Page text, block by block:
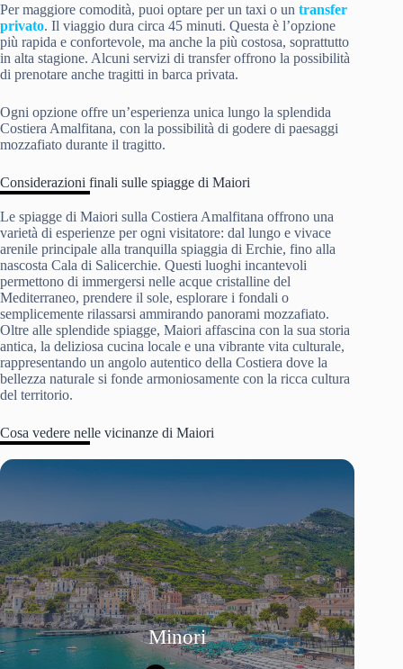
Per maggiore comodità, puoi optare per un taxi o un transfer
privato. Il viaggio dura circa 45 minuti. Questa è l’opzione
più rapida e confortevole, ma anche la più costosa, soprattutto
in alta stagione. Alcuni servizi di transfer offrono la possibilità
di prenotare anche tragitti in barca privata.
Ogni opzione offre un’esperienza unica lungo la splendida
Costiera Amalfitana, con la possibilità di godere di paesaggi
mozzafiato durante il tragitto.
Considerazioni finali sulle spiagge di Maiori
Le spiagge di Maiori sulla Costiera Amalfitana offrono una
varietà di esperienze per ogni visitatore: dal lungo e vivace
arenile principale alla tranquilla spiaggia di Erchie, fino alla
nascosta Cala di Salicerchie. Questi luoghi incantevoli
permettono di immergersi nelle acque cristalline del
Mediterraneo, prendere il sole, esplorare i fondali o
semplicemente rilassarsi ammirando panorami mozzafiato.
Oltre alle splendide spiagge, Maiori affascina con la sua storia
antica, la deliziosa cucina locale e una vibrante vita culturale,
rappresentando un angolo autentico della Costiera dove la
bellezza naturale si fonde armoniosamente con la ricca cultura
del territorio.
Cosa vedere nelle vicinanze di Maiori
Minori